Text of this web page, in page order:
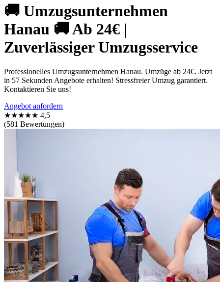
🚚 Umzugsunternehmen
Hanau 🚚 Ab 24€ |
Zuverlässiger Umzugsservice
Professionelles Umzugsunternehmen Hanau. Umzüge ab 24€. Jetzt
in 57 Sekunden Angebote erhalten! Stressfreier Umzug garantiert.
Kontaktieren Sie uns!
Angebot anfordern
★★★★★ 4,5
(581 Bewertungen)